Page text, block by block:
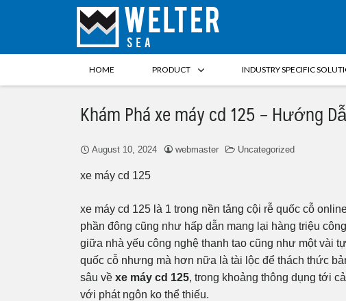
HOME PRODUCT INDUSTRY SPECIFIC
Khám Phá xe máy cd 125 – Hướng
August 10, 2024 webmaster Uncategorized
xe máy cd 125
xe máy cd 125 là 1 trong nền tảng cội rễ quốc cỗ
phần đông cũng như hấp dẫn mang lại hàng triệu
giữa nhà yếu công nghệ thanh tao cũng như một vài
quốc cỗ nhưng mà hơn nữa là tài lộc để thách thức
sâu về xe máy cd 125, trong khoảng thông dụng tới
với phát ngôn ko thể thiếu.